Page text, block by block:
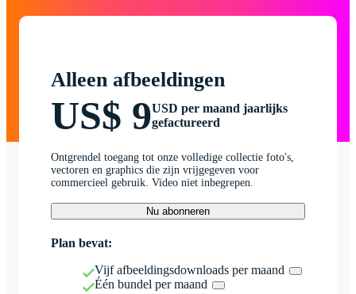
Alleen afbeeldingen
US$ 9USD per maand jaarlijks
gefactureerd
Ontgrendel toegang tot onze volledige collectie foto's,
vectoren en graphics die zijn vrijgegeven voor
commercieel gebruik. Video niet inbegrepen.
Nu abonneren
Plan bevat:
Vijf afbeeldingsdownloads per maand
Één bundel per maand